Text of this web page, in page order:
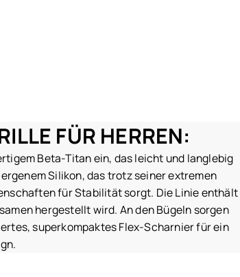
FÜR HERREN:
Beta-Titan ein, das leicht und langlebig
Silikon, das trotz seiner extremen
für Stabilität sorgt. Die Linie enthält
hergestellt wird. An den Bügeln sorgen
superkompaktes Flex-Scharnier für ein